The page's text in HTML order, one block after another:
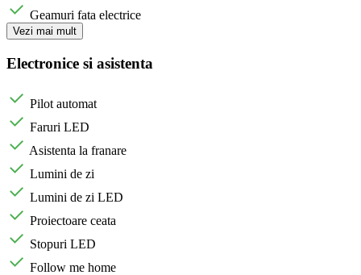
Geamuri fata electrice
Vezi mai mult
Electronice si asistenta
Pilot automat
Faruri LED
Asistenta la franare
Lumini de zi
Lumini de zi LED
Proiectoare ceata
Stopuri LED
Follow me home